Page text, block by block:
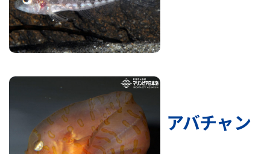
アバチャン